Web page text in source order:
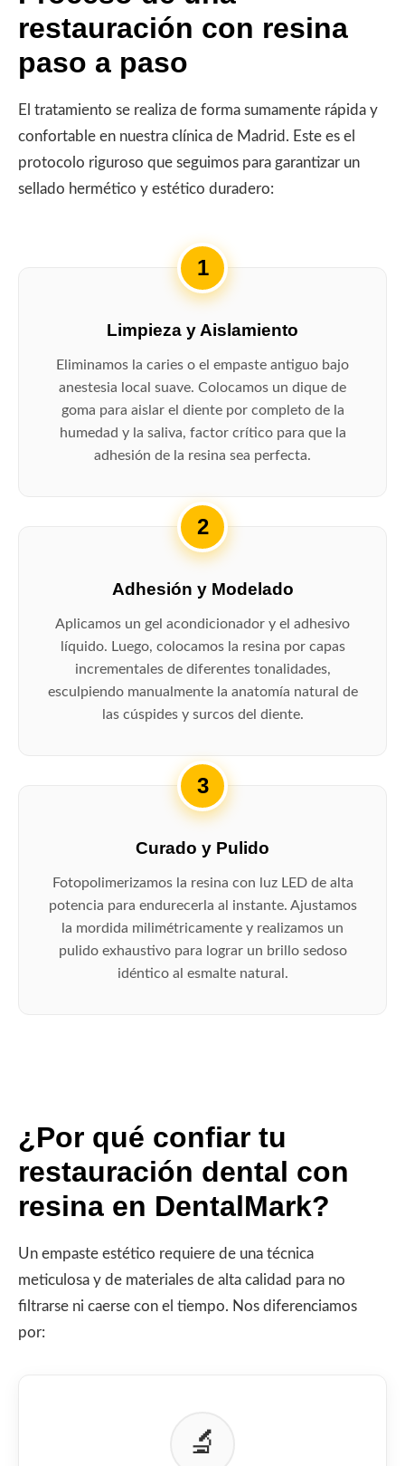
restauración con resina
paso a paso
El tratamiento se realiza de forma sumamente rápida y
confortable en nuestra clínica de Madrid. Este es el
protocolo riguroso que seguimos para garantizar un
sellado hermético y estético duradero:
1
Limpieza y Aislamiento
Eliminamos la caries o el empaste antiguo bajo
anestesia local suave. Colocamos un dique de
goma para aislar el diente por completo de la
humedad y la saliva, factor crítico para que la
adhesión de la resina sea perfecta.
2
Adhesión y Modelado
Aplicamos un gel acondicionador y el adhesivo
líquido. Luego, colocamos la resina por capas
incrementales de diferentes tonalidades,
esculpiendo manualmente la anatomía natural de
las cúspides y surcos del diente.
3
Curado y Pulido
Fotopolimerizamos la resina con luz LED de alta
potencia para endurecerla al instante. Ajustamos
la mordida milimétricamente y realizamos un
pulido exhaustivo para lograr un brillo sedoso
idéntico al esmalte natural.
¿Por qué confiar tu
restauración dental con
resina en DentalMark?
Un empaste estético requiere de una técnica
meticulosa y de materiales de alta calidad para no
filtrarse ni caerse con el tiempo. Nos diferenciamos
por:
🔬